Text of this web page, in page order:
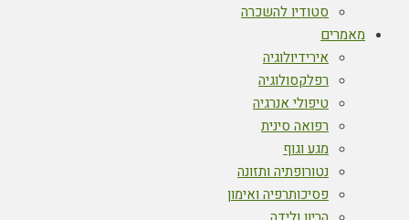
סטודיו להשכרה
מאמרים
אירידיולוגיה
רפלקסולוגיה
טיפולי אנרגיה
רפואה סינית
מגע וגוף
נטורופתיה ותזונה
פסיכותרפיה ואימון